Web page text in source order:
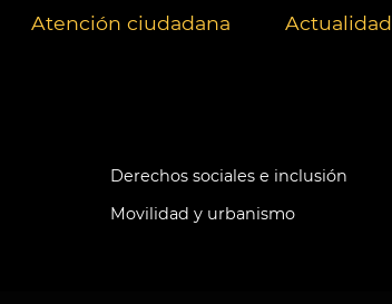
Atención ciudadana Actualidad
Derechos sociales e inclusión
Movilidad y urbanismo